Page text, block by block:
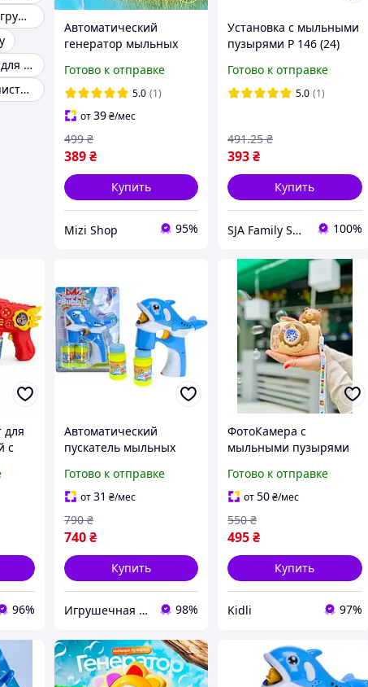
Интерактивная игрушка
Стеллаж детский для игрушек
Страйкбольный пистолет
Автоматический
генератор мыльных
для веселых детских
игр
Готово к отправке
5.0 (1)
от39₴/мес
389₴
499 ₴
Купить
Mizi Shop 95%
Установка с мыльными
пузырями P 146 (24)
15х10х31 см, акум. 3,7
V, присоски ,
Готово к отправке
5.0 (1)
393₴
491.25 ₴
Купить
SJA Family Shop 100%
для
с
96%
Автоматический
пускатель мыльных
дельфина с
пузырьковой
Готово к отправке
от31 ₴/мес
740₴
790 ₴
Купить
Игрушечная Галактика 98%
ФотоКамера с
мыльными пузырями
автоматическая
установка для мыльных
комплекте
Готово к отправке
от50₴/мес
495₴
550 ₴
Купить
Kidli 97%